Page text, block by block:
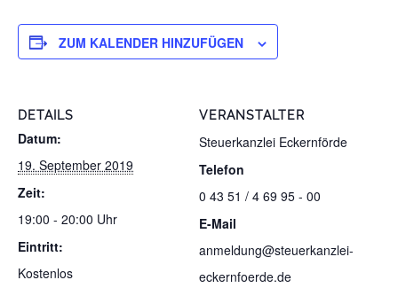
ZUM KALENDER HINZUFÜGEN
DETAILS
Datum:
19. September 2019
Zeit:
19:00 - 20:00 Uhr
Eintritt:
Kostenlos
VERANSTALTER
Steuerkanzlei Eckernförde
Telefon
0 43 51 / 4 69 95 - 00
E-Mail
anmeldung@steuerkanzlei-
eckernfoerde.de